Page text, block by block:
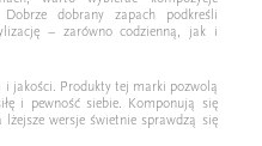
dobrany zapach podkreśli
– zarówno codzienną, jak i
i jakości. Produkty tej marki pozwolą
i pewność siebie. Komponują się
wersje świetnie sprawdzą się